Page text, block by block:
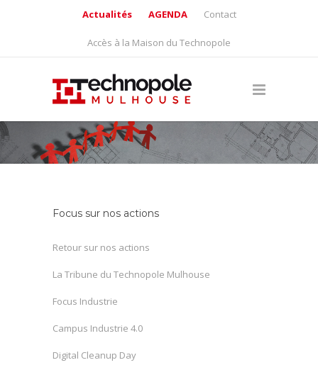
Actualités AGENDA Contact
Accès à la Maison du Technopole
Focus sur nos actions
Retour sur nos actions
La Tribune du Technopole Mulhouse
Focus Industrie
Campus Industrie 4.0
Digital Cleanup Day